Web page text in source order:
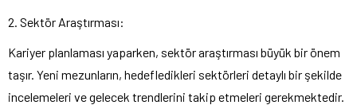
2. Sektör Araştırması:
Kariyer planlaması yaparken, sektör araştırması büyük bir önem
taşır. Yeni mezunların, hedefledikleri sektörleri detaylı bir şekilde
incelemeleri ve gelecek trendlerini takip etmeleri gerekmektedir.